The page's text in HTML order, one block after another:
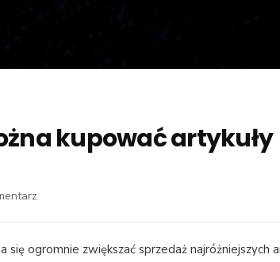
kupować artykuły
jakich
ogromnie zwiększać sprzedaż najróżniejszych